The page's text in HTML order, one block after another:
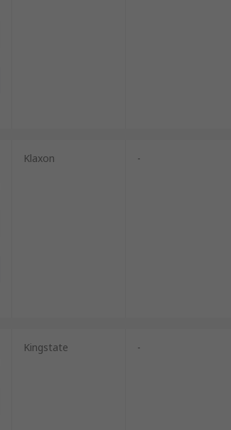
Klaxon -
Kingstate -